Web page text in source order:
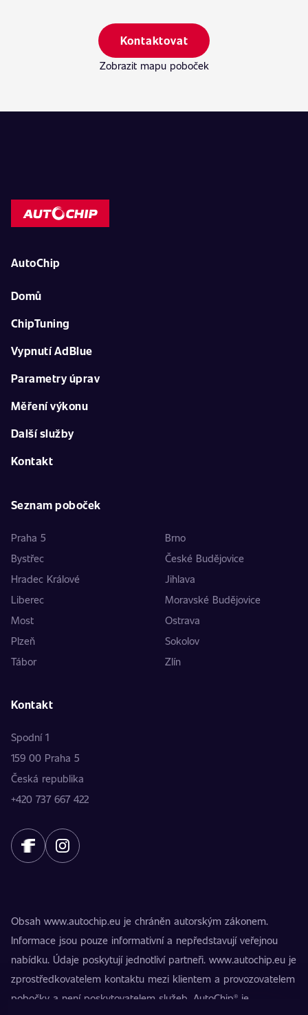
Kontaktovat
Zobrazit mapu poboček
AutoChip
Domů
ChipTuning
Vypnutí AdBlue
Parametry úprav
Měření výkonu
Další služby
Kontakt
Seznam poboček
Praha 5
Brno
Bystřec
České Budějovice
Hradec Králové
Jihlava
Liberec
Moravské Budějovice
Most
Ostrava
Plzeň
Sokolov
Tábor
Zlín
Kontakt
Spodní 1
159 00 Praha 5
Česká republika
+420 737 667 422
Obsah www.autochip.eu je chráněn autorským zákonem.
Informace jsou pouze informativní a nepředstavují veřejnou
nabídku. Údaje poskytují jednotliví partneři. www.autochip.eu je
zprostředkovatelem kontaktu mezi klientem a provozovatelem
pobočky a není poskytovatelem služeb. AutoChip® je